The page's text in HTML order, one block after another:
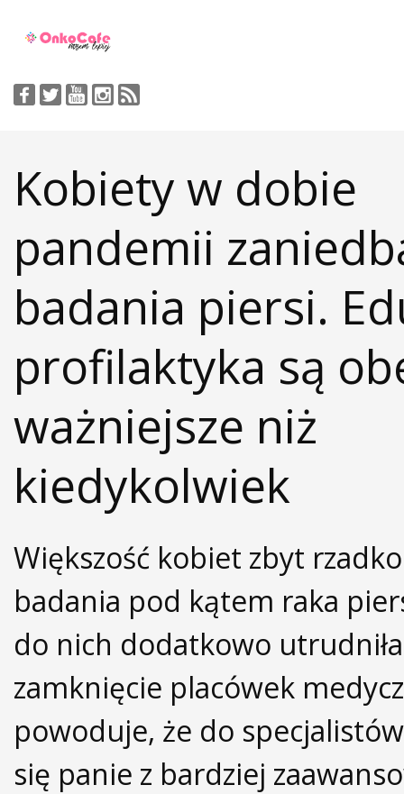
Kobiety w dobie
pandemii
badania piersi.
profilaktyka są
ważniejsze niż
kiedykolwiek
Większość kobiet zbyt
badania pod kątem raka
do nich dodatkowo
zamknięcie placówek
powoduje, że do specjalistów
się panie z bardziej